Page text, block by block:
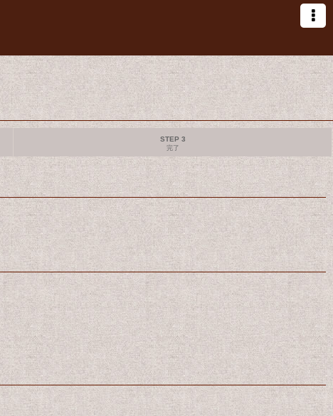
STEP 3
完了